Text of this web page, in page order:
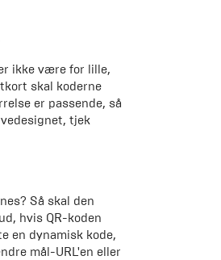
ikke være for lille,
skal koderne
er passende, så
tjek
Så skal den
hvis QR-koden
en dynamisk kode,
mål-URL'en eller